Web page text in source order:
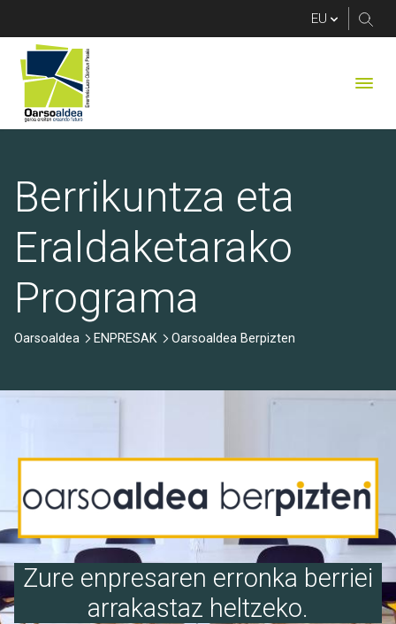
Berrikuntza eta
Eraldaketarako
Programa
Oarsoaldea ENPRESAK Oarsoaldea Berpizten
Zure enpresaren erronka berriei
arrakastaz heltzeko.